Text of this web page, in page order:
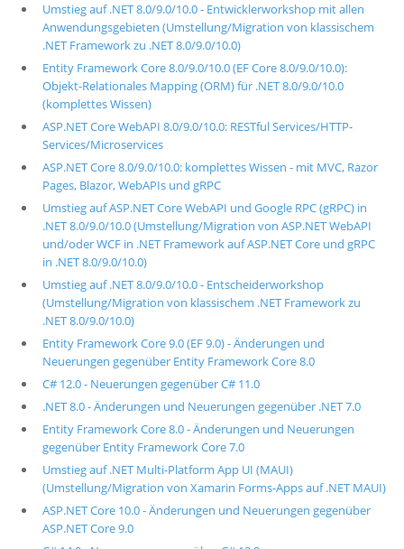
Umstieg auf .NET 8.0/9.0/10.0 - Entwicklerworkshop mit allen
Anwendungsgebieten (Umstellung/Migration von klassischem
.NET Framework zu .NET 8.0/9.0/10.0)
Entity Framework Core 8.0/9.0/10.0 (EF Core 8.0/9.0/10.0):
Objekt-Relationales Mapping (ORM) für .NET 8.0/9.0/10.0
(komplettes Wissen)
ASP.NET Core WebAPI 8.0/9.0/10.0: RESTful Services/HTTP-
Services/Microservices
ASP.NET Core 8.0/9.0/10.0: komplettes Wissen - mit MVC, Razor
Pages, Blazor, WebAPIs und gRPC
Umstieg auf ASP.NET Core WebAPI und Google RPC (gRPC) in
.NET 8.0/9.0/10.0 (Umstellung/Migration von ASP.NET WebAPI
und/oder WCF in .NET Framework auf ASP.NET Core und gRPC
in .NET 8.0/9.0/10.0)
Umstieg auf .NET 8.0/9.0/10.0 - Entscheiderworkshop
(Umstellung/Migration von klassischem .NET Framework zu
.NET 8.0/9.0/10.0)
Entity Framework Core 9.0 (EF 9.0) - Änderungen und
Neuerungen gegenüber Entity Framework Core 8.0
C# 12.0 - Neuerungen gegenüber C# 11.0
.NET 8.0 - Änderungen und Neuerungen gegenüber .NET 7.0
Entity Framework Core 8.0 - Änderungen und Neuerungen
gegenüber Entity Framework Core 7.0
Umstieg auf .NET Multi-Platform App UI (MAUI)
(Umstellung/Migration von Xamarin Forms-Apps auf .NET MAUI)
ASP.NET Core 10.0 - Änderungen und Neuerungen gegenüber
ASP.NET Core 9.0